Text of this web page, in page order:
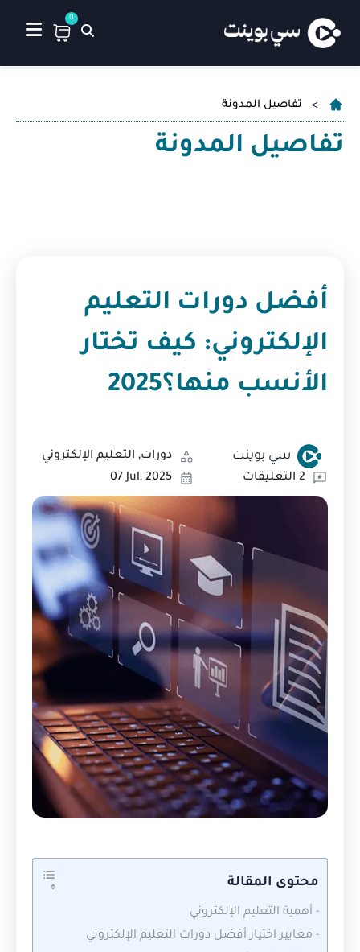
0
تفاصيل المدونة
تفاصيل المدونة
أفضل دورات التعليم
الإلكتروني: كيف تختار
الأنسب منها؟2025
سي بوينت
دورات, التعليم الإلكتروني
2 التعليقات
07 Jul, 2025
محتوى المقالة
- أهمية التعليم الإلكتروني
- معايير اختيار أفضل دورات التعليم الإلكتروني